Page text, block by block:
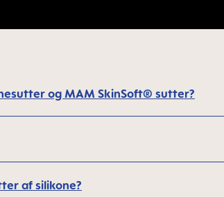
og MAM SkinSoft® sutter?
af silikone?